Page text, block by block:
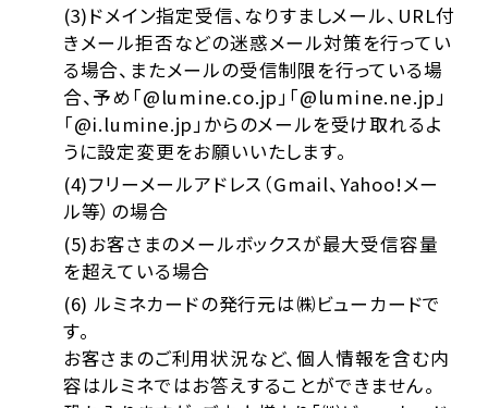
(3)ドメイン指定受信、なりすましメール、URL付
きメール拒否などの迷惑メール対策を行ってい
る場合、またメールの受信制限を行っている場
合、予め「@lumine.co.jp」「@lumine.ne.jp」
「@i.lumine.jp」からのメールを受け取れるよ
うに設定変更をお願いいたします。
(4)フリーメールアドレス（Gmail、Yahoo!メー
ル等）の場合
(5)お客さまのメールボックスが最大受信容量
を超えている場合
(6) ルミネカードの発行元は㈱ビューカードで
す。
お客さまのご利用状況など、個人情報を含む内
容はルミネではお答えすることができません。